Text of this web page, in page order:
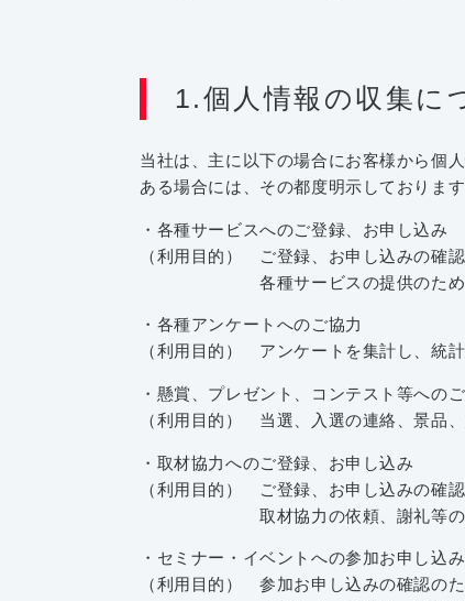
1.個人情報の収集に
当社は、主に以下の場合にお客様から個
ある場合には、その都度明示しております
・各種サービスへのご登録、お申し込み
（利用目的） ご登録、お申し込みの確
各種サービスの提供のため
・各種アンケートへのご協力
（利用目的） アンケートを集計し、統
・懸賞、プレゼント、コンテスト等への
（利用目的） 当選、入選の連絡、景品
・取材協力へのご登録、お申し込み
（利用目的） ご登録、お申し込みの確
取材協力の依頼、謝礼等の提
・セミナー・イベントへの参加お申し込み
（利用目的） 参加お申し込みの確認の